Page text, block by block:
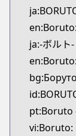
Official
Official
https://
ja:-ボルト
pt:Boruto
vi:Boruto: